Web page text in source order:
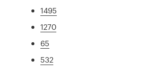
1495
1270
65
532